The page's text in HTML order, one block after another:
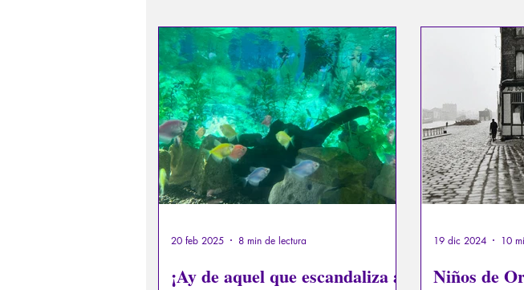
Psicopatología del Poder Traumatismo
Derechos sexuales/Educación sexual Psicopatología
Filosofando por los mitos griegos La Licorne La
Filosofía Conferencias Inteligencia artificial
¡Ay de aquel que escandaliza a
20 feb 2025 8 min de lectura
Niños de
19 dic 2024 10